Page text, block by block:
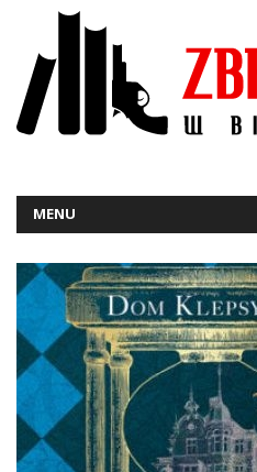
MENU
NOWOŚCI
PATRONATY
WYWIADY
RECENZJE